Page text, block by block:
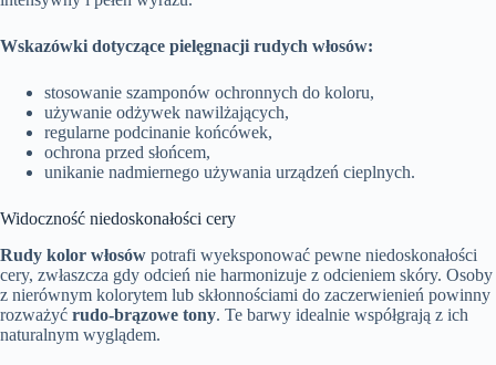
Wskazówki dotyczące pielęgnacji rudych włosów:
stosowanie szamponów ochronnych do koloru,
używanie odżywek nawilżających,
regularne podcinanie końcówek,
ochrona przed słońcem,
unikanie nadmiernego używania urządzeń cieplnych.
Widoczność niedoskonałości cery
Rudy kolor włosów potrafi wyeksponować pewne niedoskonałości
cery, zwłaszcza gdy odcień nie harmonizuje z odcieniem skóry. Osoby
z nierównym kolorytem lub skłonnościami do zaczerwienień powinny
rozważyć rudo-brązowe tony. Te barwy idealnie współgrają z ich
naturalnym wyglądem.